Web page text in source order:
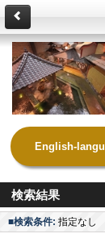
English-
検索結果
■検索条件: 指定なし